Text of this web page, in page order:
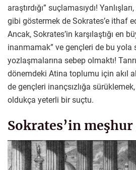
araştırdığı” suçlamasıydı!
gibi göstermek de Sokrates’e ithaf
Ancak, Sokrates’in karşılaştığı en
inanmamak” ve gençleri de bu yola
yozlaşmalarına sebep olmaktı!
dönemdeki Atina toplumu için akıl
de gençleri inançsızlığa
oldukça yeterli bir suçtu.
Sokrates’in meşhur